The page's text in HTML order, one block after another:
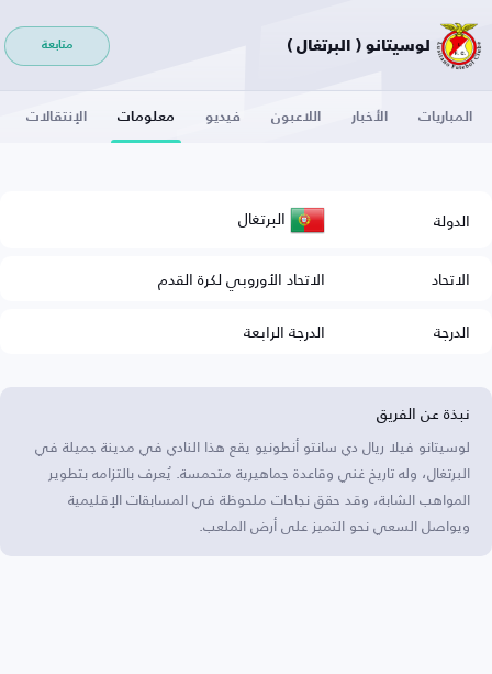
لوسيتانو ( البرتغال ) متابعة
المباريات الأخبار اللاعبون فيديو معلومات الإنتقالات
الدولة البرتغال
الاتحاد
الاتحاد الأوروبي لكرة القدم
الدرجة
الدرجة الرابعة
نبذة عن الفريق
لوسيتانو فيلا ريال دي سانتو أنطونيو يقع هذا النادي في مدينة جميلة في
البرتغال، وله تاريخ غني وقاعدة جماهيرية متحمسة. يُعرف بالتزامه بتطوير
المواهب الشابة، وقد حقق نجاحات ملحوظة في المسابقات الإقليمية
ويواصل السعي نحو التميز على أرض الملعب.